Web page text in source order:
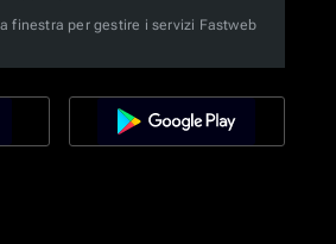
finestra per gestire i servizi Fastweb